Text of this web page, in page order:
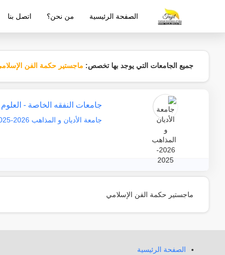
شركة معتمدة من قبل وزارة التربية
الصفحة الرئيسية من نحن؟ اتصل بنا
جميع الجامعات التي يوجد بها تخصص: ماجستير حكمة الفن
جامعات النفقه الخاصة -
جامعة الأديان و المذاهب 2026-2025
ماجستير حكمة الفن الإسلامي
الصفحة الرئيسية